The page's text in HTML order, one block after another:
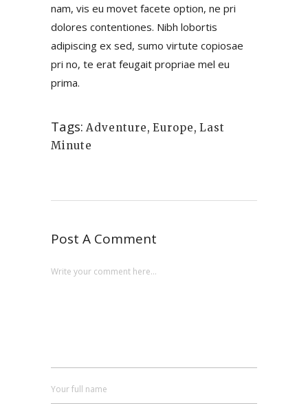
nam, vis eu movet facete option, ne pri
dolores contentiones. Nibh lobortis
adipiscing ex sed, sumo virtute copiosae
pri no, te erat feugait propriae mel eu
prima.
Tags: Adventure, Europe, Last
Minute
Post A Comment